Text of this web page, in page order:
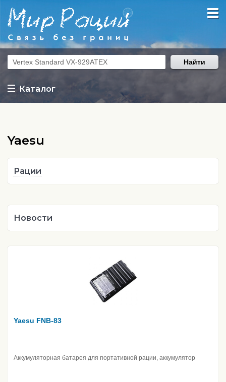
Каталог
Найти
Yaesu
Рации
Новости
Yaesu FNB-83
Аккумуляторная батарея для портативной рации, аккумулятор